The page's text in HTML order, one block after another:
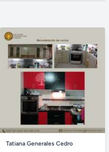
Tatiana Generales Cedro